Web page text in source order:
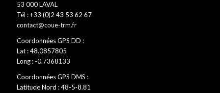
53 000 LAVAL
Tél : +33 (0)2 43 53 62 67
contact@coue-trm.fr
Coordonnées GPS DD :
Lat : 48.0857805
Long : -0.7368133
Coordonnées GPS DMS :
Latitude Nord : 48-5-8.81